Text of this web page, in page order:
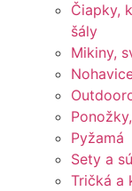
Čiapky,
šály
Mikiny,
Pyžamá
Sety a
Tričká a